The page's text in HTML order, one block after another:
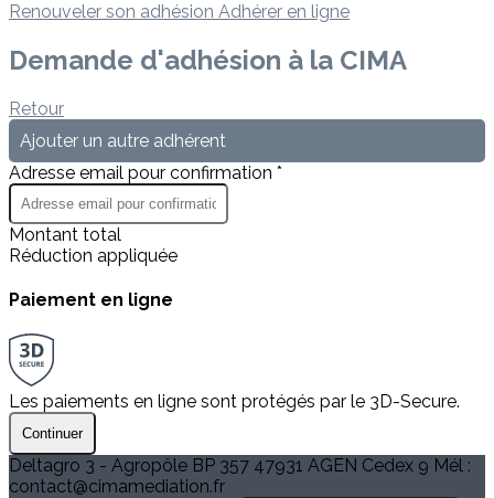
Renouveler son adhésion Adhérer en ligne
Demande d'adhésion à la CIMA
Retour
Ajouter un autre adhérent
Adresse email pour confirmation *
Montant total
Réduction appliquée
Paiement en ligne
Les paiements en ligne sont protégés par le 3D-Secure.
Continuer
Deltagro 3 - Agropôle BP 357 47931 AGEN Cedex 9 Mél :
contact@cimamediation.fr